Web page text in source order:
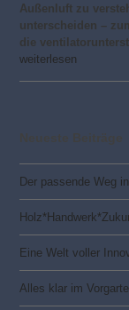
Außenluft zu
unterscheiden –
die
weiterlesen
Der passende Weg
Eine Welt voller
Alles klar im